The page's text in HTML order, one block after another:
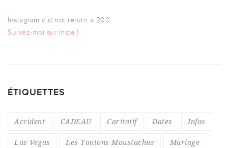
Instagram did not return a 200.
Suivez-moi sur Insta !
ÉTIQUETTES
Accident CADEAU Caritatif Dates Infos
Las Vegas Les Tontons Moustachus Mariage